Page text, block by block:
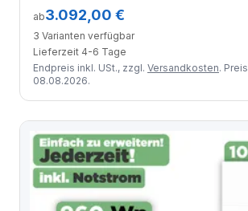
ab3.092,00 €
3 Varianten verfügbar
Lieferzeit 4-6 Tage
Endpreis inkl. USt., zzgl. Versandkosten.
08.08.2026.